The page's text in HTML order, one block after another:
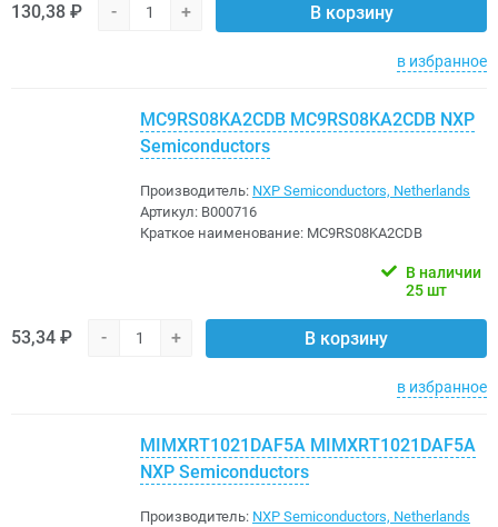
130,38 ₽ - + В корзину
в избранное
MC9RS08KA2CDB MC9RS08KA2CDB NXP
Semiconductors
Производитель: NXP Semiconductors, Netherlands
Артикул: B000716
Краткое наименование: MC9RS08KA2CDB
В наличии
25 шт
53,34 ₽ - + В корзину
в избранное
MIMXRT1021DAF5A MIMXRT1021DAF5A
NXP Semiconductors
Производитель: NXP Semiconductors, Netherlands